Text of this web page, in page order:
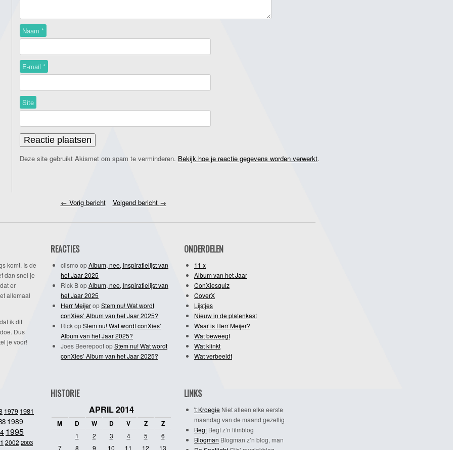
Naam *
E-mail *
Site
Deze site gebruikt Akismet om spam te verminderen. Bekijk hoe je reactie gegevens worden verwerkt.
← Vorig bericht Volgend bericht →
komt. Is de
dan snel je
er
allemaal
ik dit
Dus
je voor!
REACTIES
clismo opAlbum, nee, Inspiratielijst van
het Jaar 2025
Rick BopAlbum, nee, Inspiratielijst van
het Jaar 2025
Herr MeijeropStem nu! Wat wordt
conXies’ Album van het Jaar 2025?
RickopStem nu! Wat wordt conXies’
Album van het Jaar 2025?
Joes BeerepootopStem nu! Wat wordt
conXies’ Album van het Jaar 2025?
ONDERDELEN
11 x
Album van het Jaar
ConXiesquiz
CoverX
Lijstjes
Nieuw in de platenkast
Waar is Herr Meijer?
Wat beweegt
Wat klinkt
Wat verbeeldt
1979 1981
1989
1995
2002 2003
HISTORIE
APRIL 2014
M D W D V Z Z
1 2 3 4 5
6
7
8 9 10 11 12 13
LINKS
't Kroegie Niet alleen elke eerste
maandag van de maand gezellig
Begt Begt z’n filmblog
Blogman Blogman z’n blog, man